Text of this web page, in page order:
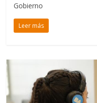
Gobierno
Leer más